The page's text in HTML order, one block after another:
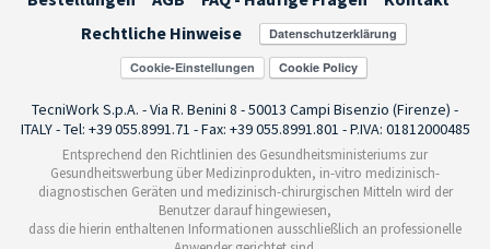
Rechtliche Hinweise
Cookie-Einstellungen
TecniWork S.p.A. - Via R. Benini 8 - 50013 Campi Bisenzio (Firenze) -
ITALY - Tel: +39 055.8991.71 - Fax: +39 055.8991.801 - P.IVA: 01812000485
Entsprechend den Richtlinien des Gesundheitsministeriums zur
Gesundheitswerbung über Medizinprodukten, in-vitro medizinisch-
diagnostischen Geräten und medizinisch-chirurgischen Mitteln wird der
Benutzer darauf hingewiesen,
dass die hierin enthaltenen Informationen ausschließlich an professionelle